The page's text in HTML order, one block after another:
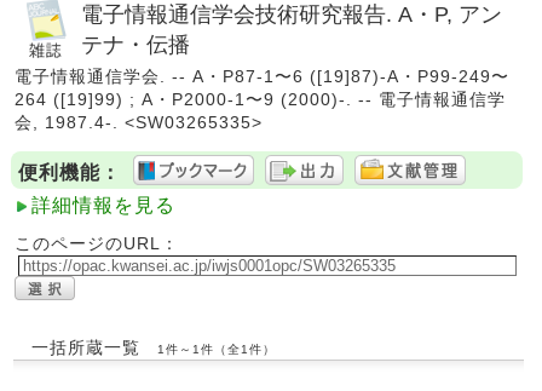
電子情報通信学会技術研究報告. A・P, アン
テナ・伝播
電子情報通信学会. -- A・P87-1〜6 ([19]87)-A・P99-249〜
264 ([19]99) ; A・P2000-1〜9 (2000)-. -- 電子情報通信学
会, 1987.4-. <SW03265335>
便利機能：
詳細情報を見る
このページのURL：
一括所蔵一覧 1件～1件（全1件）